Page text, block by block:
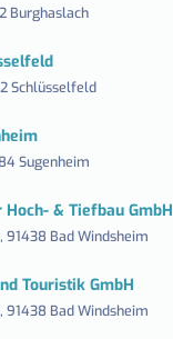
Burghaslach
Schlüsselfeld
Sugenheim
Hoch- & Tiefbau GmbH
91438 Bad Windsheim
Touristik GmbH
Bad Windsheim